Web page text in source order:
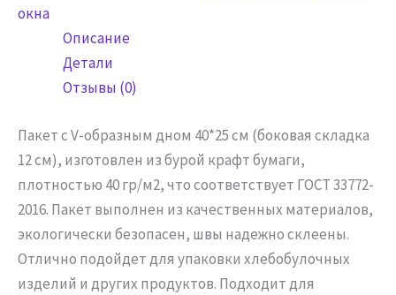
окна
Описание
Детали
Отзывы (0)
Пакет с V-образным дном 40*25 см (боковая складка
12 см), изготовлен из бурой крафт бумаги,
плотностью 40 гр/м2, что соответствует ГОСТ 33772-
2016. Пакет выполнен из качественных материалов,
экологически безопасен, швы надежно склеены.
Отлично подойдет для упаковки хлебобулочных
изделий и других продуктов. Подходит для